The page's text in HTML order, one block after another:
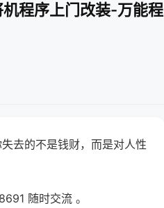
程序上门改装-万能程
去的不是钱财，而是对人性
随时交流 。